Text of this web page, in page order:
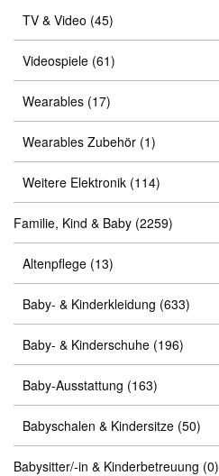
TV & Video (45)
Videospiele (61)
Wearables (17)
Wearables Zubehör (1)
Weitere Elektronik (114)
Familie, Kind & Baby (2259)
Altenpflege (13)
Baby- & Kinderkleidung (633)
Baby- & Kinderschuhe (196)
Baby-Ausstattung (163)
Babyschalen & Kindersitze (50)
Babysitter/-in & Kinderbetreuung (0)